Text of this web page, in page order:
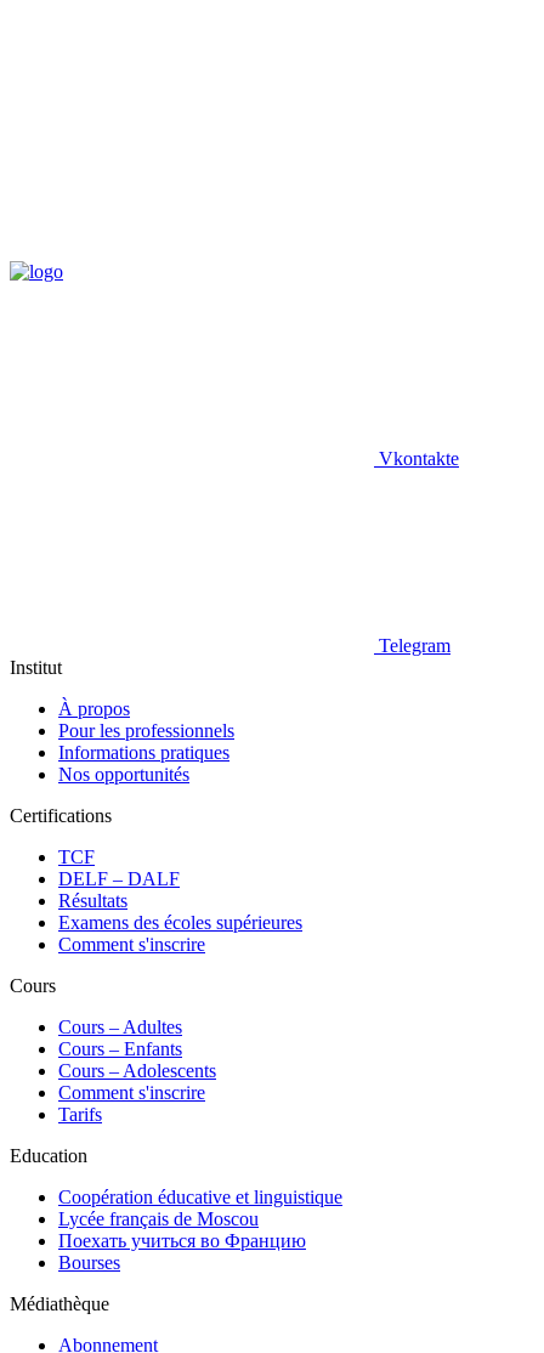
Vkontakte
Telegram
Institut
À propos
Pour les professionnels
Informations pratiques
Nos opportunités
Certifications
TCF
DELF – DALF
Résultats
Examens des écoles supérieures
Comment s'inscrire
Cours
Сours – Adultes
Cours – Enfants
Cours – Adolescents
Comment s'inscrire
Tarifs
Education
Coopération éducative et linguistique
Lycée français de Moscou
Поехать учиться во Францию
Bourses
Médiathèque
Abonnement